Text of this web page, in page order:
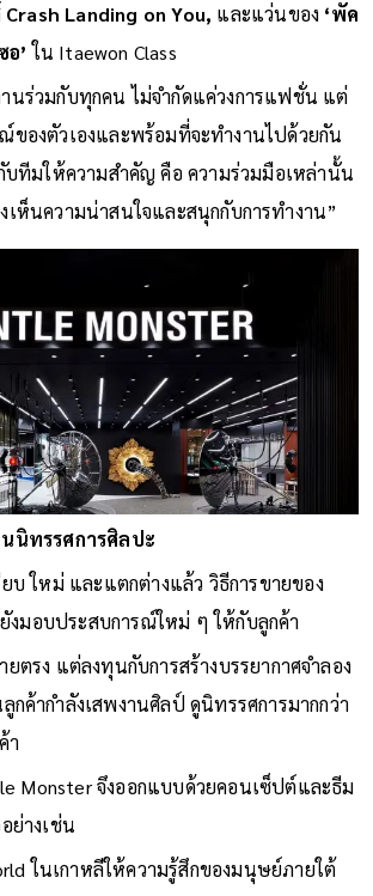
Crash Landing on You, และแว่นของ ‘พัค
อ’ ใน Itaewon Class
นร่วมกับทุกคน ไม่จำกัดแค่วงการแฟชั่น แต่
ของตัวเองและพร้อมที่จะทำงานไปด้วยกัน
บทีมให้ความสำคัญ คือ ความร่วมมือเหล่านั้น
เห็นความน่าสนใจและสนุกกับการทำงาน”
นิทรรศการศิลปะ
บ ใหม่ และแตกต่างแล้ว วิธีการขายของ
งมอบประสบการณ์ใหม่ ๆ ให้กับลูกค้า
ตรง แต่ลงทุนกับการสร้างบรรยากาศจำลอง
กค้ากำลังเสพงานศิลป์ ดูนิทรรศการมากกว่า
า
Monster จึงออกแบบด้วยคอนเซ็ปต์และธีม
ย่างเช่น
ในเกาหลีให้ความรู้สึกของมนุษย์ภายใต้